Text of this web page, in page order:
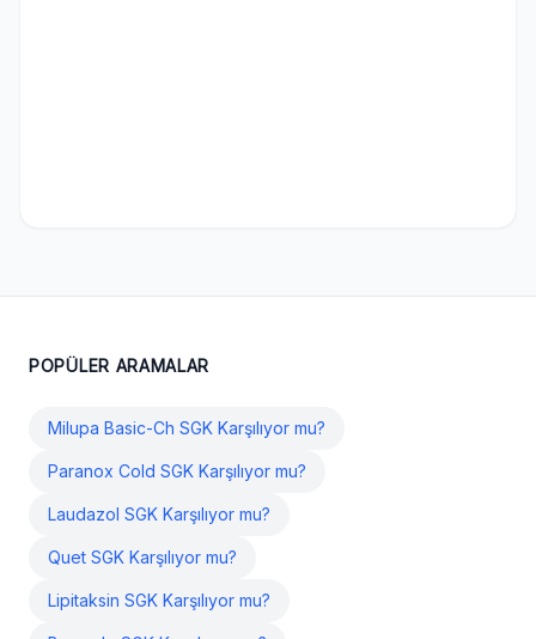
POPÜLER ARAMALAR
Milupa Basic-Ch SGK Karşılıyor mu?
Paranox Cold SGK Karşılıyor mu?
Laudazol SGK Karşılıyor mu?
Quet SGK Karşılıyor mu?
Lipitaksin SGK Karşılıyor mu?